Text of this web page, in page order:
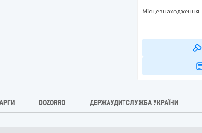
Місцезнаходження:
DOZORRO ДЕРЖАУДИТСЛУЖБА УКРАЇНИ